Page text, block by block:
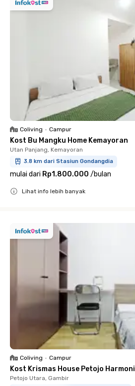
Coliving • Campur
Kost Bu Mangku Home Kemayoran
Utan Panjang, Kemayoran
3.8 km dari Stasiun Gondangdia
mulai dari Rp1.800.000 /bulan
Lihat info lebih banyak
Coliving • Campur
Kost Krismas House Petojo Harmoni
Petojo Utara, Gambir